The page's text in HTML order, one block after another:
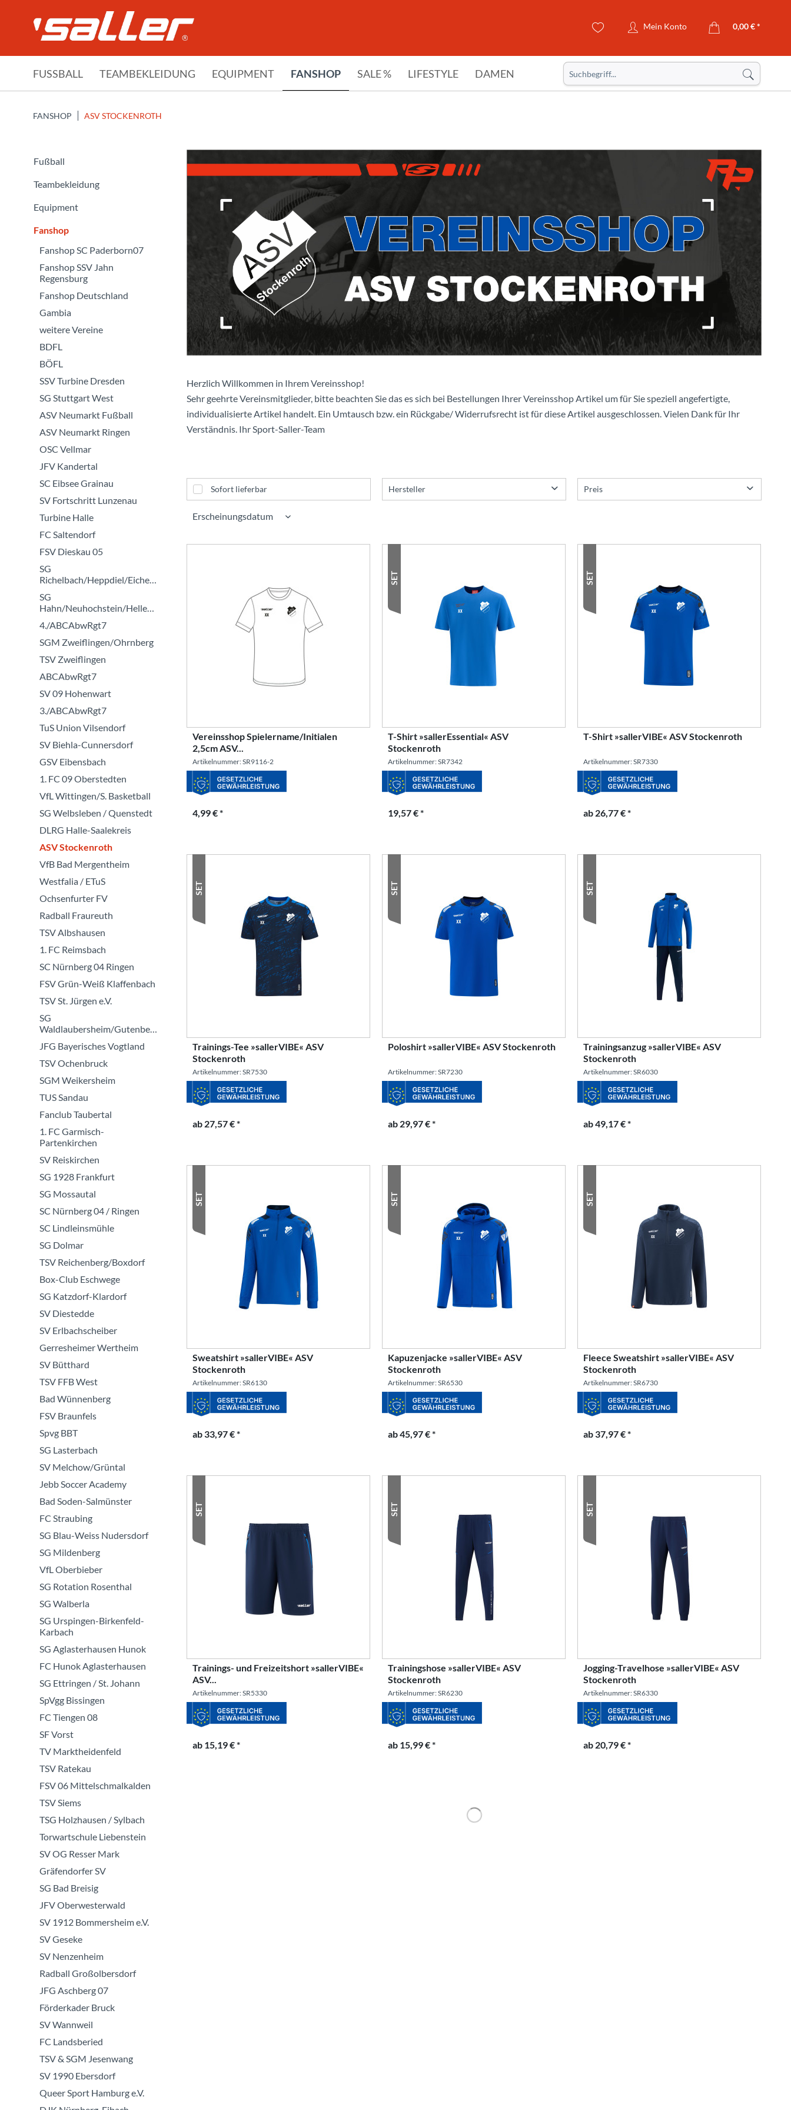
Mein Konto 0,00 € *
FUSSBALL TEAMBEKLEIDUNG EQUIPMENT FANSHOP SALE % LIFESTYLE DAMEN
FANSHOP ASV STOCKENROTH
Fußball
Teambekleidung
Equipment
Fanshop
Fanshop SC Paderborn07
Fanshop SSV Jahn
Regensburg
Fanshop Deutschland
Gambia
weitere Vereine
BDFL
BÖFL
SSV Turbine Dresden
SG Stuttgart West
ASV Neumarkt Fußball
ASV Neumarkt Ringen
OSC Vellmar
JFV Kandertal
SC Eibsee Grainau
SV Fortschritt Lunzenau
Turbine Halle
FC Saltendorf
FSV Dieskau 05
SG
Richelbach/Heppdiel/Eichenbühl
SG
Hahn/Neuhochstein/Hellenhahn
4./ABCAbwRgt7
SGM Zweiflingen/Ohrnberg
TSV Zweiflingen
ABCAbwRgt7
SV 09 Hohenwart
3./ABCAbwRgt7
TuS Union Vilsendorf
SV Biehla-Cunnersdorf
GSV Eibensbach
1. FC 09 Oberstedten
VfL Wittingen/S. Basketball
SG Welbsleben / Quenstedt
DLRG Halle-Saalekreis
ASV Stockenroth
VfB Bad Mergentheim
Westfalia / ETuS
Ochsenfurter FV
Radball Fraureuth
TSV Albshausen
1. FC Reimsbach
SC Nürnberg 04 Ringen
FSV Grün-Weiß Klaffenbach
TSV St. Jürgen e.V.
SG
Waldlaubersheim/Gutenberg
JFG Bayerisches Vogtland
TSV Ochenbruck
SGM Weikersheim
TUS Sandau
Fanclub Taubertal
1. FC Garmisch-
Partenkirchen
SV Reiskirchen
SG 1928 Frankfurt
SG Mossautal
SC Nürnberg 04 / Ringen
SC Lindleinsmühle
SG Dolmar
TSV Reichenberg/Boxdorf
Box-Club Eschwege
SG Katzdorf-Klardorf
SV Diestedde
SV Erlbachscheiber
Gerresheimer Wertheim
SV Bütthard
TSV FFB West
Bad Wünnenberg
FSV Braunfels
Spvg BBT
SG Lasterbach
SV Melchow/Grüntal
Jebb Soccer Academy
Bad Soden-Salmünster
FC Straubing
SG Blau-Weiss Nudersdorf
SG Mildenberg
VfL Oberbieber
SG Rotation Rosenthal
SG Walberla
SG Urspingen-Birkenfeld-
Karbach
SG Aglasterhausen Hunok
FC Hunok Aglasterhausen
SG Ettringen / St. Johann
SpVgg Bissingen
FC Tiengen 08
SF Vorst
TV Marktheidenfeld
TSV Ratekau
FSV 06 Mittelschmalkalden
TSV Siems
TSG Holzhausen / Sylbach
Torwartschule Liebenstein
SV OG Resser Mark
Gräfendorfer SV
SG Bad Breisig
JFV Oberwesterwald
SV 1912 Bommersheim e.V.
SV Geseke
SV Nenzenheim
Radball Großolbersdorf
JFG Aschberg 07
Förderkader Bruck
SV Wannweil
FC Landsberied
TSV & SGM Jesenwang
SV 1990 Ebersdorf
Queer Sport Hamburg e.V.
Herzlich Willkommen in Ihrem Vereinsshop!
Sehr geehrte Vereinsmitglieder, bitte beachten Sie das es sich bei Bestellungen Ihrer Vereinsshop Artikel um für Sie speziell angefertigte,
individualisierte Artikel handelt. Ein Umtausch bzw. ein Rückgabe/ Widerrufsrecht ist für diese Artikel ausgeschlossen. Vielen Dank für Ihr
Verständnis. Ihr Sport-Saller-Team
Sofort lieferbar Hersteller Preis
Vereinsshop Spielername/Initialen
2,5cm ASV...
Artikelnummer: SR9116-2
4,99 € *
SET
T-Shirt »sallerEssential« ASV
Stockenroth
Artikelnummer: SR7342
19,57 € *
SET
T-Shirt »sallerVIBE« ASV Stockenroth
Artikelnummer: SR7330
ab 26,77 € *
SET
Trainings-Tee »sallerVIBE« ASV
Stockenroth
Artikelnummer: SR7530
ab 27,57 € *
SET
Poloshirt »sallerVIBE« ASV Stockenroth
Artikelnummer: SR7230
ab 29,97 € *
SET
Trainingsanzug »sallerVIBE« ASV
Stockenroth
Artikelnummer: SR6030
ab 49,17 € *
SET
Sweatshirt »sallerVIBE« ASV
Stockenroth
Artikelnummer: SR6130
ab 33,97 € *
SET
Kapuzenjacke »sallerVIBE« ASV
Stockenroth
Artikelnummer: SR6530
ab 45,97 € *
SET
Fleece Sweatshirt »sallerVIBE« ASV
Stockenroth
Artikelnummer: SR6730
ab 37,97 € *
SET
Trainings- und Freizeitshort »sallerVIBE«
ASV...
Artikelnummer: SR5330
ab 15,19 € *
SET
Trainingshose »sallerVIBE« ASV
Stockenroth
Artikelnummer: SR6230
ab 15,99 € *
SET
Jogging-Travelhose »sallerVIBE« ASV
Stockenroth
Artikelnummer: SR6330
ab 20,79 € *